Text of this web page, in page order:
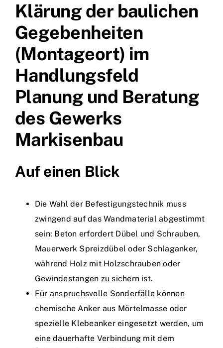
Klärung der baulichen
Gegebenheiten
(Montageort) im
Handlungsfeld
Planung und Beratung
des Gewerks
Markisenbau
Auf einen Blick
Die Wahl der Befestigungstechnik muss
zwingend auf das Wandmaterial abgestimmt
sein: Beton erfordert Dübel und Schrauben,
Mauerwerk Spreizdübel oder Schlaganker,
während Holz mit Holzschrauben oder
Gewindestangen zu sichern ist.
Für anspruchsvolle Sonderfälle können
chemische Anker aus Mörtelmasse oder
spezielle Klebeanker eingesetzt werden, um
eine dauerhafte Verbindung mit dem